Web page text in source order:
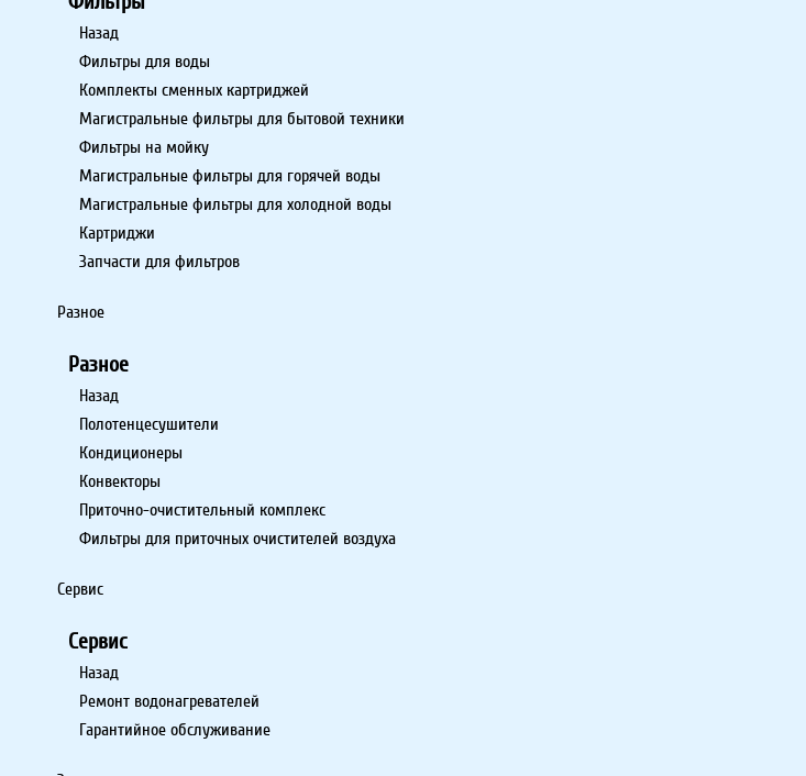
Назад
Фильтры для воды
Комплекты сменных картриджей
Магистральные фильтры для бытовой техники
Фильтры на мойку
Магистральные фильтры для горячей воды
Магистральные фильтры для холодной воды
Картриджи
Запчасти для фильтров
Разное
Разное
Назад
Полотенцесушители
Кондиционеры
Конвекторы
Приточно-очистительный комплекс
Фильтры для приточных очистителей воздуха
Сервис
Сервис
Назад
Ремонт водонагревателей
Гарантийное обслуживание